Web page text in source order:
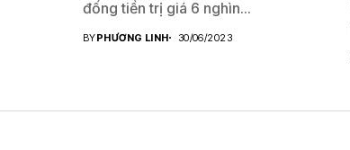
đống tiền trị giá 6 nghìn...
BYPHƯƠNG LINH 30/06/2023